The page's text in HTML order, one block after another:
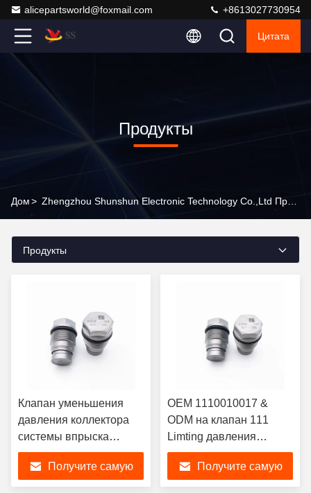
alicepartsworld@foxmail.com +8613027730954
Цитата
Продукты
Дом>
Продукты
Клапан уменьшения
давления коллектора
системы впрыска
топлива клапана
сброса давления
1110010015 двигателей
Получите самую
OEM 1110010017 &
ODM на клапан 111
Limting давления
коллектора системы
впрыска топлива Bosch
Hyundai KIA Renault
Получите самую